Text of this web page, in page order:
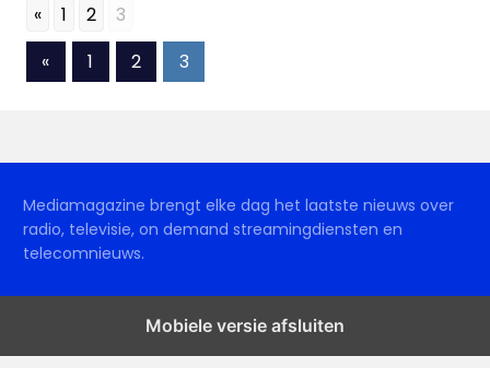
« 1 2 3
Berichten
«Vorige
berichten
1 2 3
Mediamagazine brengt elke dag het laatste nieuws over
radio, televisie, on demand streamingdiensten en
telecomnieuws.
Mobiele versie afsluiten